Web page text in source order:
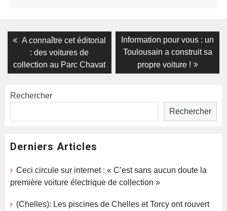
Navigation
l’article
Previous
post:
A connaître cet éditorial
: des voitures de
collection au Parc Chavat
Next
post:
Information pour vous : un
Toulousain a construit sa
propre voiture !
Rechercher
Rechercher
Derniers Articles
Ceci circule sur internet : « C’est sans aucun doute la
première voiture électrique de collection »
(Chelles): Les piscines de Chelles et Torcy ont rouvert